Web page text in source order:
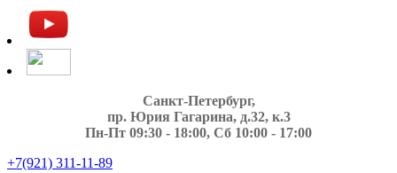
Санкт-Петербург,
пр. Юрия Гагарина, д.32, к.3
Пн-Пт 09:30 - 18:00, Сб 10:00 - 17:00
+7(921) 311-11-89